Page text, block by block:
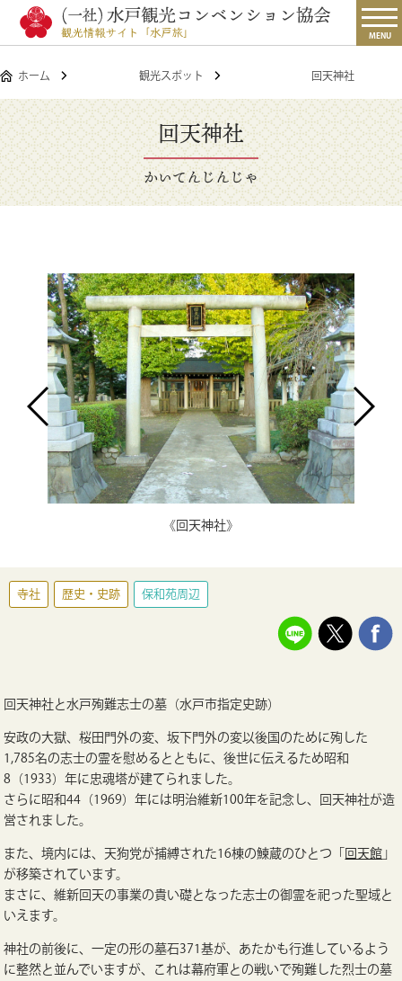
MENU
ホーム 観光スポット 回天神社
回天神社
かいてんじんじゃ
《回天神社》
寺社 歴史・史跡 保和苑周辺
回天神社と水戸殉難志士の墓（水戸市指定史跡）
安政の大獄、桜田門外の変、坂下門外の変以後国のために殉した
1,785名の志士の霊を慰めるとともに、後世に伝えるため昭和
8（1933）年に忠魂塔が建てられました。
さらに昭和44（1969）年には明治維新100年を記念し、回天神社が造
営されました。
また、境内には、天狗党が捕縛された16棟の鰊蔵のひとつ「回天館」
が移築されています。
まさに、維新回天の事業の貴い礎となった志士の御霊を祀った聖域と
いえます。
神社の前後に、一定の形の墓石371基が、あたかも行進しているよう
に整然と並んでいますが、これは幕府軍との戦いで殉難した烈士の墓